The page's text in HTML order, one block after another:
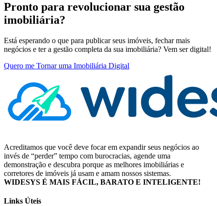
Pronto para revolucionar sua gestão
imobiliária?
Está esperando o que para publicar seus imóveis, fechar mais
negócios e ter a gestão completa da sua imobiliária? Vem ser digital!
Quero me Tornar uma Imobiliária Digital
Acreditamos que você deve focar em expandir seus negócios ao
invés de “perder” tempo com burocracias, agende uma
demonstração e descubra porque as melhores imobiliárias e
corretores de imóveis já usam e amam nossos sistemas.
WIDESYS É MAIS FÁCIL, BARATO E INTELIGENTE!
Links Úteis